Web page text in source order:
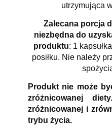
utrzymująca
Zalecana porcja
niezbędna do
produktu: 1
posiłku. Nie należy
Produkt nie może
zróżnicowanej
zróżnicowanej i
trybu życia.